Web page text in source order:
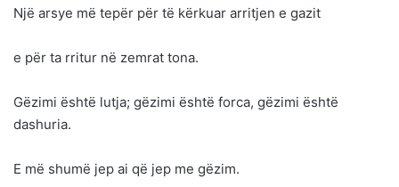
Një arsye më tepër për të kërkuar arritjen e gazit
e për ta rritur në zemrat tona.
Gëzimi është lutja; gëzimi është forca, gëzimi është
dashuria.
E më shumë jep ai që jep me gëzim.